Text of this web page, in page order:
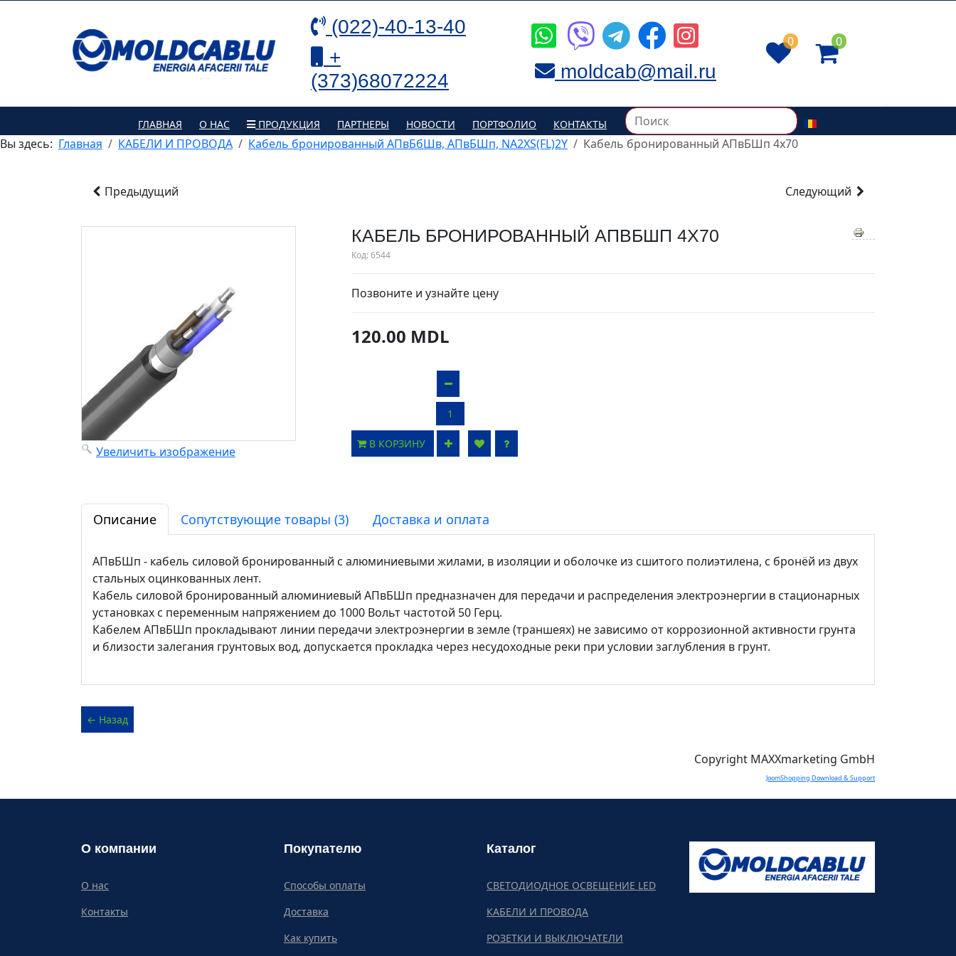
(022)-40-13-40
+
(373)68072224
moldcab@mail.ru
0 0
ГЛАВНАЯ О НАС ПРОДУКЦИЯ ПАРТНЕРЫ НОВОСТИ ПОРТФОЛИО КОНТАКТЫ
Вы здесь: Главная КАБЕЛИ И ПРОВОДА Кабель бронированный АПвБбШв, АПвБШп, NA2XS(FL)2Y Кабель бронированный АПвБШп 4x70
Предыдущий Следующий
Увеличить изображение
КАБЕЛЬ БРОНИРОВАННЫЙ АПВБШП 4X70
Код:6544
Позвоните и узнайте цену
120.00 MDL
В КОРЗИНУ
Описание Сопутствующие товары (3) Доставка и оплата
АПвБШп - кабель силовой бронированный с алюминиевыми жилами, в изоляции и оболочке из сшитого полиэтилена, с бронёй из двух
стальных оцинкованных лент.
Кабель силовой бронированный алюминиевый АПвБШп предназначен для передачи и распределения электроэнергии в стационарных
установках с переменным напряжением до 1000 Вольт частотой 50 Герц.
Кабелем АПвБШп прокладывают линии передачи электроэнергии в земле (траншеях) не зависимо от коррозионной активности грунта
и близости залегания грунтовых вод, допускается прокладка через несудоходные реки при условии заглубления в грунт.
Copyright MAXXmarketing GmbH
JoomShopping Download & Support
О компании
О нас
Контакты
Покупателю
Способы оплаты
Доставка
Как купить
Каталог
СВЕТОДИОДНОЕ ОСВЕЩЕНИЕ LED
КАБЕЛИ И ПРОВОДА
РОЗЕТКИ И ВЫКЛЮЧАТЕЛИ